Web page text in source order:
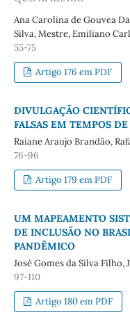
Ana Carolina de Gouvea
Silva, Mestre, Emiliano
55-75
Artigo 176 em PDF
DIVULGAÇÃO
FALSAS EM TEMPOS
Raiane Araujo Brandão,
76-96
Artigo 179 em PDF
UM MAPEAMENTO
DE INCLUSÃO NO
PANDÊMICO
José Gomes da Silva Filho,
97-110
Artigo 180 em PDF